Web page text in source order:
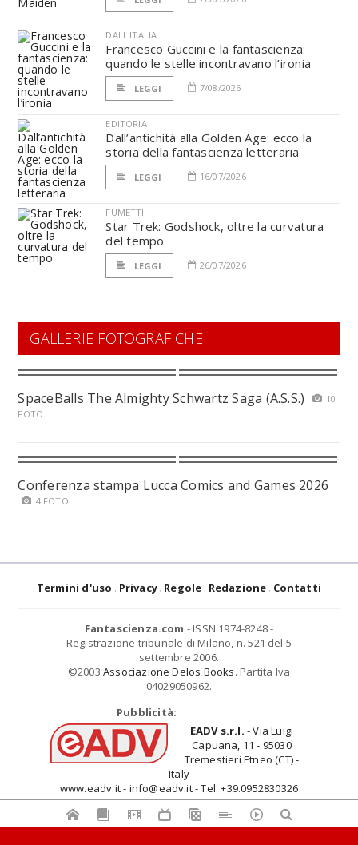
DALL'ITALIA
Francesco Guccini e la fantascienza:
quando le stelle incontravano l’ironia
LEGGI 7/08/2026
EDITORIA
Dall’antichità alla Golden Age: ecco la
storia della fantascienza letteraria
LEGGI 16/07/2026
FUMETTI
Star Trek: Godshock, oltre la curvatura
del tempo
LEGGI 26/07/2026
GALLERIE FOTOGRAFICHE
SpaceBalls The Almighty Schwartz Saga (A.S.S.)
10
FOTO
Conferenza stampa Lucca Comics and Games 2026
4 FOTO
Termini d'uso Privacy Regole Redazione Contatti
Fantascienza.com - ISSN 1974-8248 -
Registrazione tribunale di Milano, n. 521 del 5
settembre 2006.
©2003 Associazione Delos Books. Partita Iva
04029050962.
Pubblicità:
EADV s.r.l. - Via Luigi
Capuana, 11 - 95030
Tremestieri Etneo (CT) -
Italy
www.eadv.it - info@eadv.it - Tel: +39.0952830326